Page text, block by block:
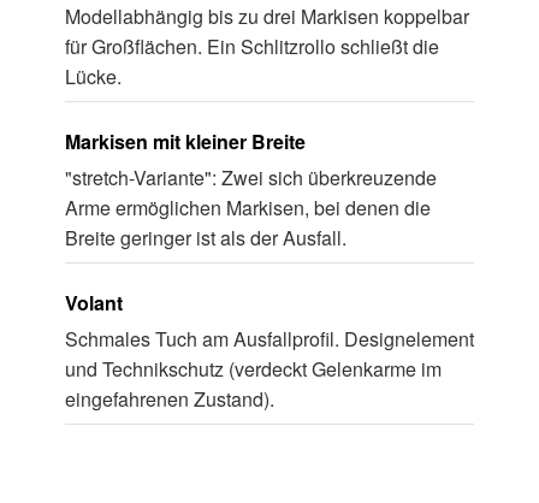
Modellabhängig bis zu drei Markisen koppelbar
für Großflächen. Ein Schlitzrollo schließt die
Lücke.
Markisen mit kleiner Breite
"stretch-Variante": Zwei sich überkreuzende
Arme ermöglichen Markisen, bei denen die
Breite geringer ist als der Ausfall.
Volant
Schmales Tuch am Ausfallprofil. Designelement
und Technikschutz (verdeckt Gelenkarme im
eingefahrenen Zustand).